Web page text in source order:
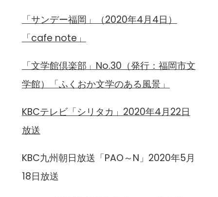
「サンデー福岡」（2020年4月4日）
「cafe note」
「文学館倶楽部」No.30（発行：福岡市文
学館）「ふくおか文学のある風景」
KBCテレビ「シリタカ」2020年4月22日
放送
KBC九州朝日放送「PAO～N」2020年5月
18日放送